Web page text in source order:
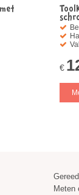
€
Meten